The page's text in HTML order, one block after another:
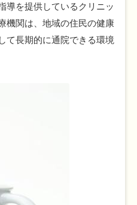
導を提供しているクリニッ
機関は、地域の住民の健康
て長期的に通院できる環境